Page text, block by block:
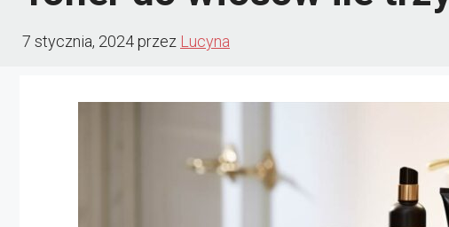
7 stycznia, 2024przez Lucyna